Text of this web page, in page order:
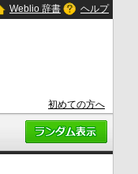
Weblio 辞書 ヘルプ
初めての方へ